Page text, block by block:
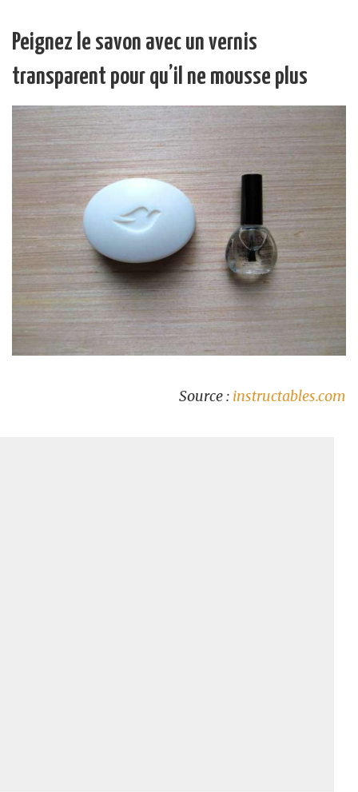
Peignez le savon avec un vernis
transparent pour qu’il ne mousse plus
Source : instructables.com